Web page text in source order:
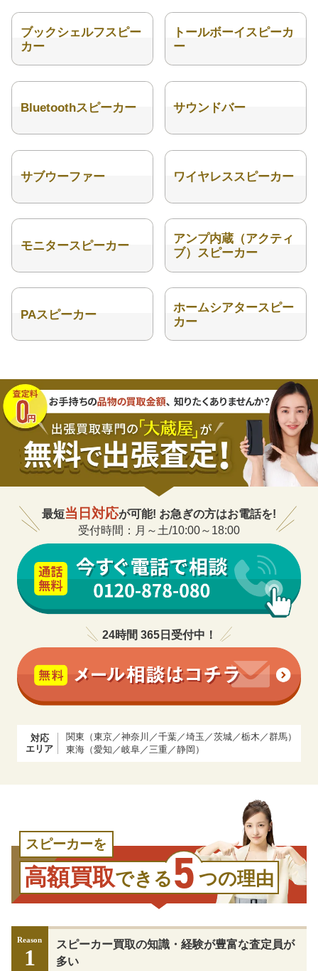
ブックシェルフスピー
カー
トールボーイスピーカ
ー
Bluetoothスピーカー サウンドバー
サブウーファー ワイヤレススピーカー
モニタースピーカー
アンプ内蔵（アクティ
ブ）スピーカー
PAスピーカー
ホームシアタースピー
カー
最短当日対応が可能! お急ぎの方はお電話を!
受付時間：月～土/10:00～18:00
24時間 365日受付中！
対応
エリア
関東（東京／神奈川／千葉／埼玉／茨城／栃木／群馬）
東海（愛知／岐阜／三重／静岡）
スピーカーを
高額買取できる5つの理由
Reason
1
スピーカー買取の知識・経験が豊富な査定員が
多い